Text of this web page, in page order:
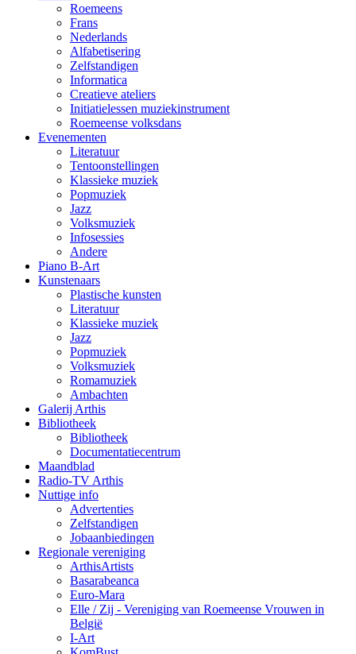
Roemeens
Frans
Nederlands
Alfabetisering
Zelfstandigen
Informatica
Creatieve ateliers
Initiatielessen muziekinstrument
Roemeense volksdans
Evenementen
Literatuur
Tentoonstellingen
Klassieke muziek
Popmuziek
Jazz
Volksmuziek
Infosessies
Andere
Piano B-Art
Kunstenaars
Plastische kunsten
Literatuur
Klassieke muziek
Jazz
Popmuziek
Volksmuziek
Romamuziek
Ambachten
Galerij Arthis
Bibliotheek
Bibliotheek
Documentatiecentrum
Maandblad
Radio-TV Arthis
Nuttige info
Advertenties
Zelfstandigen
Jobaanbiedingen
Regionale vereniging
ArthisArtists
Basarabeanca
Euro-Mara
Elle / Zij - Vereniging van Roemeense Vrouwen in
België
I-Art